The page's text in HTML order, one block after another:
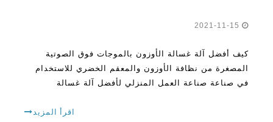
كيف أفضل آلة غسالة الأوزون بالموجات فوق الصوتية
المصغرة من نظافة الأوزون والمعقم الخضري للاستخدام
في صناعة صناعة العمل المنزلي لأفضل آلة غسالة
التطهير والنظافة وتطهير الخضروات التي نستهلكها. آلة
اقرأ المزيد